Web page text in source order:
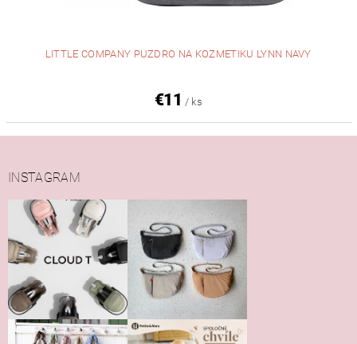
LITTLE COMPANY PUZDRO NA KOZMETIKU LYNN NAVY
€11 / ks
INSTAGRAM